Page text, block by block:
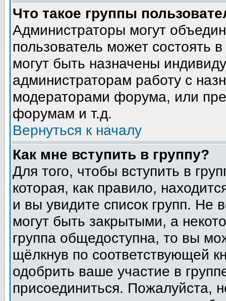
Что такое группы
Администраторы могут
пользователь может состоять
могут быть назначены
администраторам работу с
модераторами форума, или
форумам и т.д.
Вернуться к началу
Как мне вступить в группу?
Для того, чтобы вступить в
которая, как правило,
и вы увидите список групп. Не
могут быть закрытыми, а
группа общедоступна, то вы
щёлкнув по соответствующей
одобрить ваше участие в
присоединиться. Пожалуйста,